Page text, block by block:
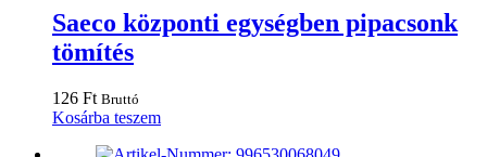
Saeco központi egységben pipacsonk
tömítés
126 Ft Bruttó
Kosárba teszem